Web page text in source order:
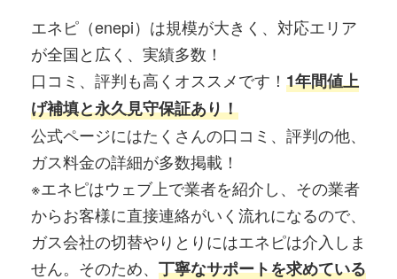
エネピ（enepi）は規模が大きく、対応エリア
が全国と広く、実績多数！
口コミ、評判も高くオススメです！ 1年間値上
げ補填と永久見守保証あり！
公式ページにはたくさんの口コミ、評判の他、
ガス料金の詳細が多数掲載！
※エネピはウェブ上で業者を紹介し、その業者
からお客様に直接連絡がいく流れになるので、
ガス会社の切替やりとりにはエネピは介入しま
せん。そのため、 丁寧なサポートを求めている